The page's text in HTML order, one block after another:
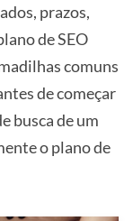
prazos,
de SEO
comuns
de começar
busca de um
o plano de